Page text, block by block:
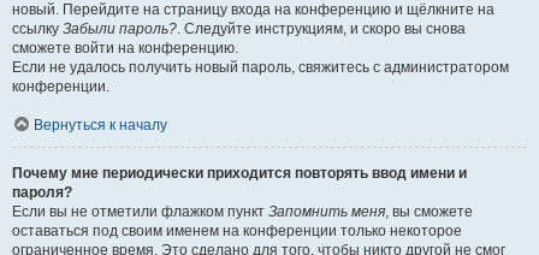
новый. Перейдите на страницу входа на конференцию и щёлкните на
ссылку Забыли пароль?. Следуйте инструкциям, и скоро вы снова
сможете войти на конференцию.
Если не удалось получить новый пароль, свяжитесь с администратором
конференции.
Вернуться к началу
Почему мне периодически приходится повторять ввод имени и
пароля?
Если вы не отметили флажком пункт Запомнить меня, вы сможете
оставаться под своим именем на конференции только некоторое
ограниченное время. Это сделано для того, чтобы никто другой не смог